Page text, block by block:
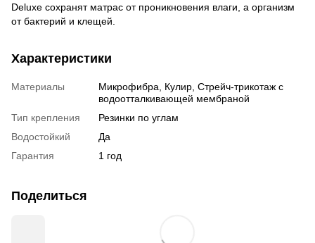
Deluxe сохранят матрас от проникновения влаги, а организм
от бактерий и клещей.
Характеристики
Материалы
Микрофибра, Кулир, Стрейч-трикотаж с
водоотталкивающей мембраной
Тип крепления
Резинки по углам
Водостойкий
Да
Гарантия
1 год
Поделиться